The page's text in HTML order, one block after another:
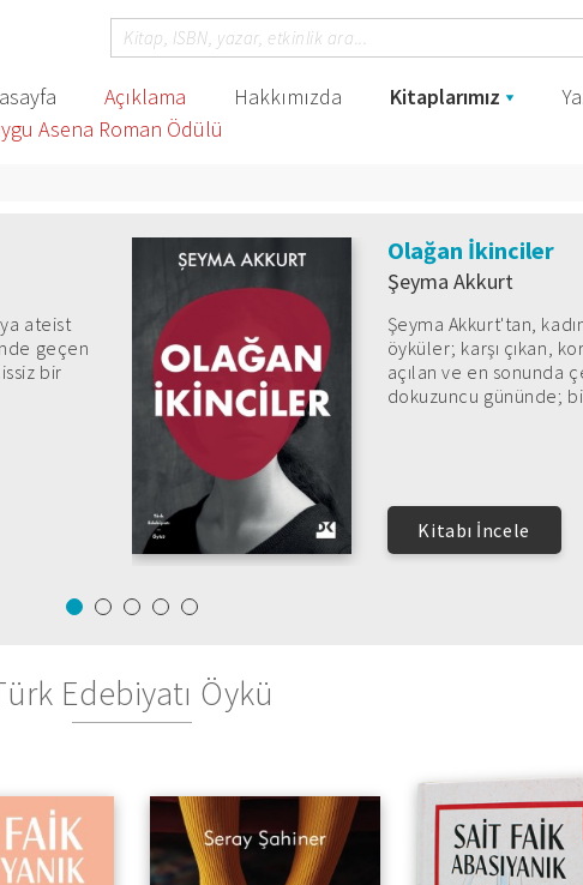
Açıklama Hakkımızda Kitaplarımız
Asena Roman Ödülü
ateist
geçen
bir
Olağan İkinciler
Şeyma Akkurt
Şeyma Akkurt'tan,
öyküler; karşı çıkan,
açılan ve en sonunda
dokuzuncu gününde;
Kitabı İncele
Edebiyatı Öykü
Sait Faik